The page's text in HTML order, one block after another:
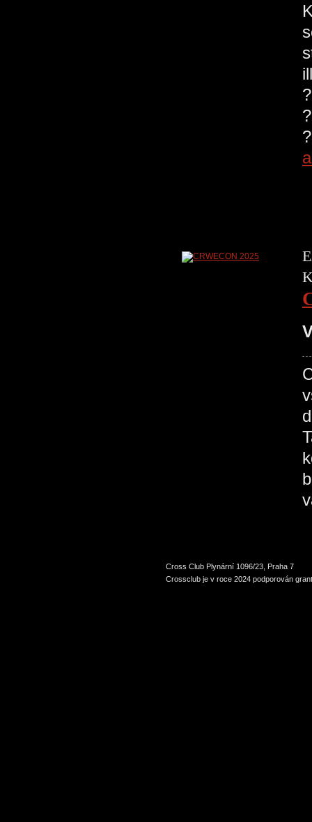
Cross Club Plynární 1096/23, Praha 7
Crossclub je v roce 2024 podporován